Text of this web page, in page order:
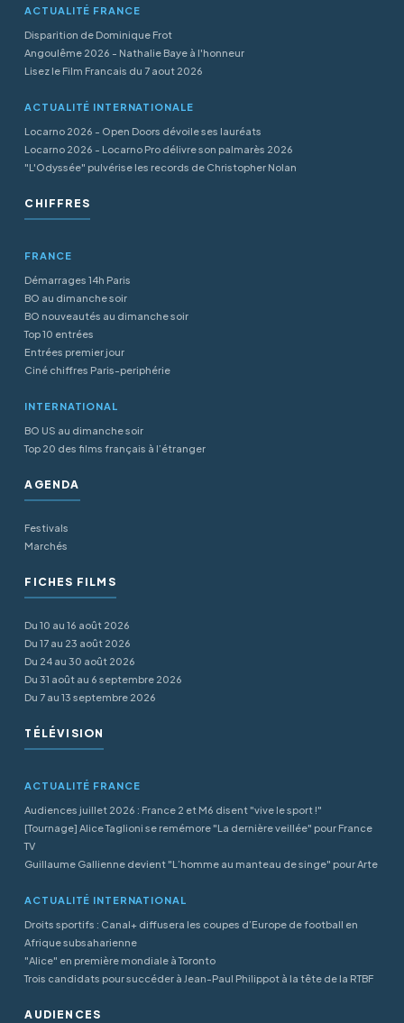
ACTUALITÉ FRANCE
Disparition de Dominique Frot
Angoulême 2026 - Nathalie Baye à l'honneur
Lisez le Film Francais du 7 aout 2026
ACTUALITÉ INTERNATIONALE
Locarno 2026 - Open Doors dévoile ses lauréats
Locarno 2026 - Locarno Pro délivre son palmarès 2026
"L'Odyssée" pulvérise les records de Christopher Nolan
CHIFFRES
FRANCE
Démarrages 14h Paris
BO au dimanche soir
BO nouveautés au dimanche soir
Top 10 entrées
Entrées premier jour
Ciné chiffres Paris-periphérie
INTERNATIONAL
BO US au dimanche soir
Top 20 des films français à l’étranger
AGENDA
Festivals
Marchés
FICHES FILMS
Du 10 au 16 août 2026
Du 17 au 23 août 2026
Du 24 au 30 août 2026
Du 31 août au 6 septembre 2026
Du 7 au 13 septembre 2026
TÉLÉVISION
ACTUALITÉ FRANCE
Audiences juillet 2026 : France 2 et M6 disent "vive le sport !"
[Tournage] Alice Taglioni se remémore "La dernière veillée" pour France
TV
Guillaume Gallienne devient "L’homme au manteau de singe" pour Arte
ACTUALITÉ INTERNATIONAL
Droits sportifs : Canal+ diffusera les coupes d’Europe de football en
Afrique subsaharienne
"Alice" en première mondiale à Toronto
Trois candidats pour succéder à Jean-Paul Philippot à la tête de la RTBF
AUDIENCES